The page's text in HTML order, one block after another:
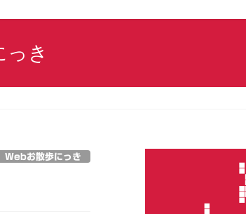
っき
Webお散歩にっき